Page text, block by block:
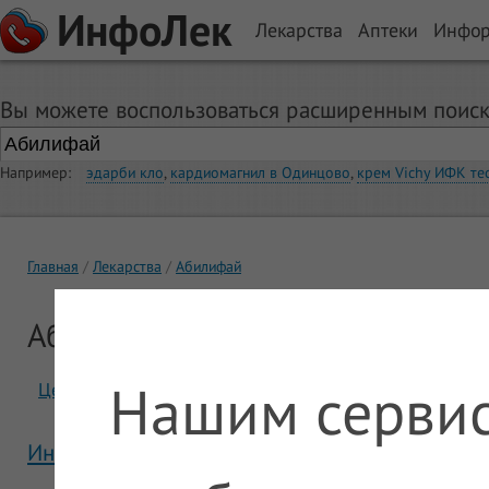
ИнфоЛек Лекарства Аптеки
Вы можете воспользоваться расширенным
Например: эдарби кло, кардиомагнил в Одинцово, крем Vichy ИФК
Главная Лекарства Абилифай
Абилифай
Цены Отзывы
Инструкция Абилифай
Нашим